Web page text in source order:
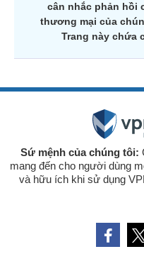
cân nhắc phản hồi
thương mại của
Trang này chứa
Sứ mệnh của chúng tôi:
mang đến cho người dùng
và hữu ích khi sử dụng